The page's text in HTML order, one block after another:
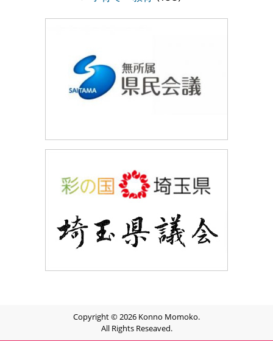
Copyright © 2026 Konno Momoko.
All Rights Reseaved.